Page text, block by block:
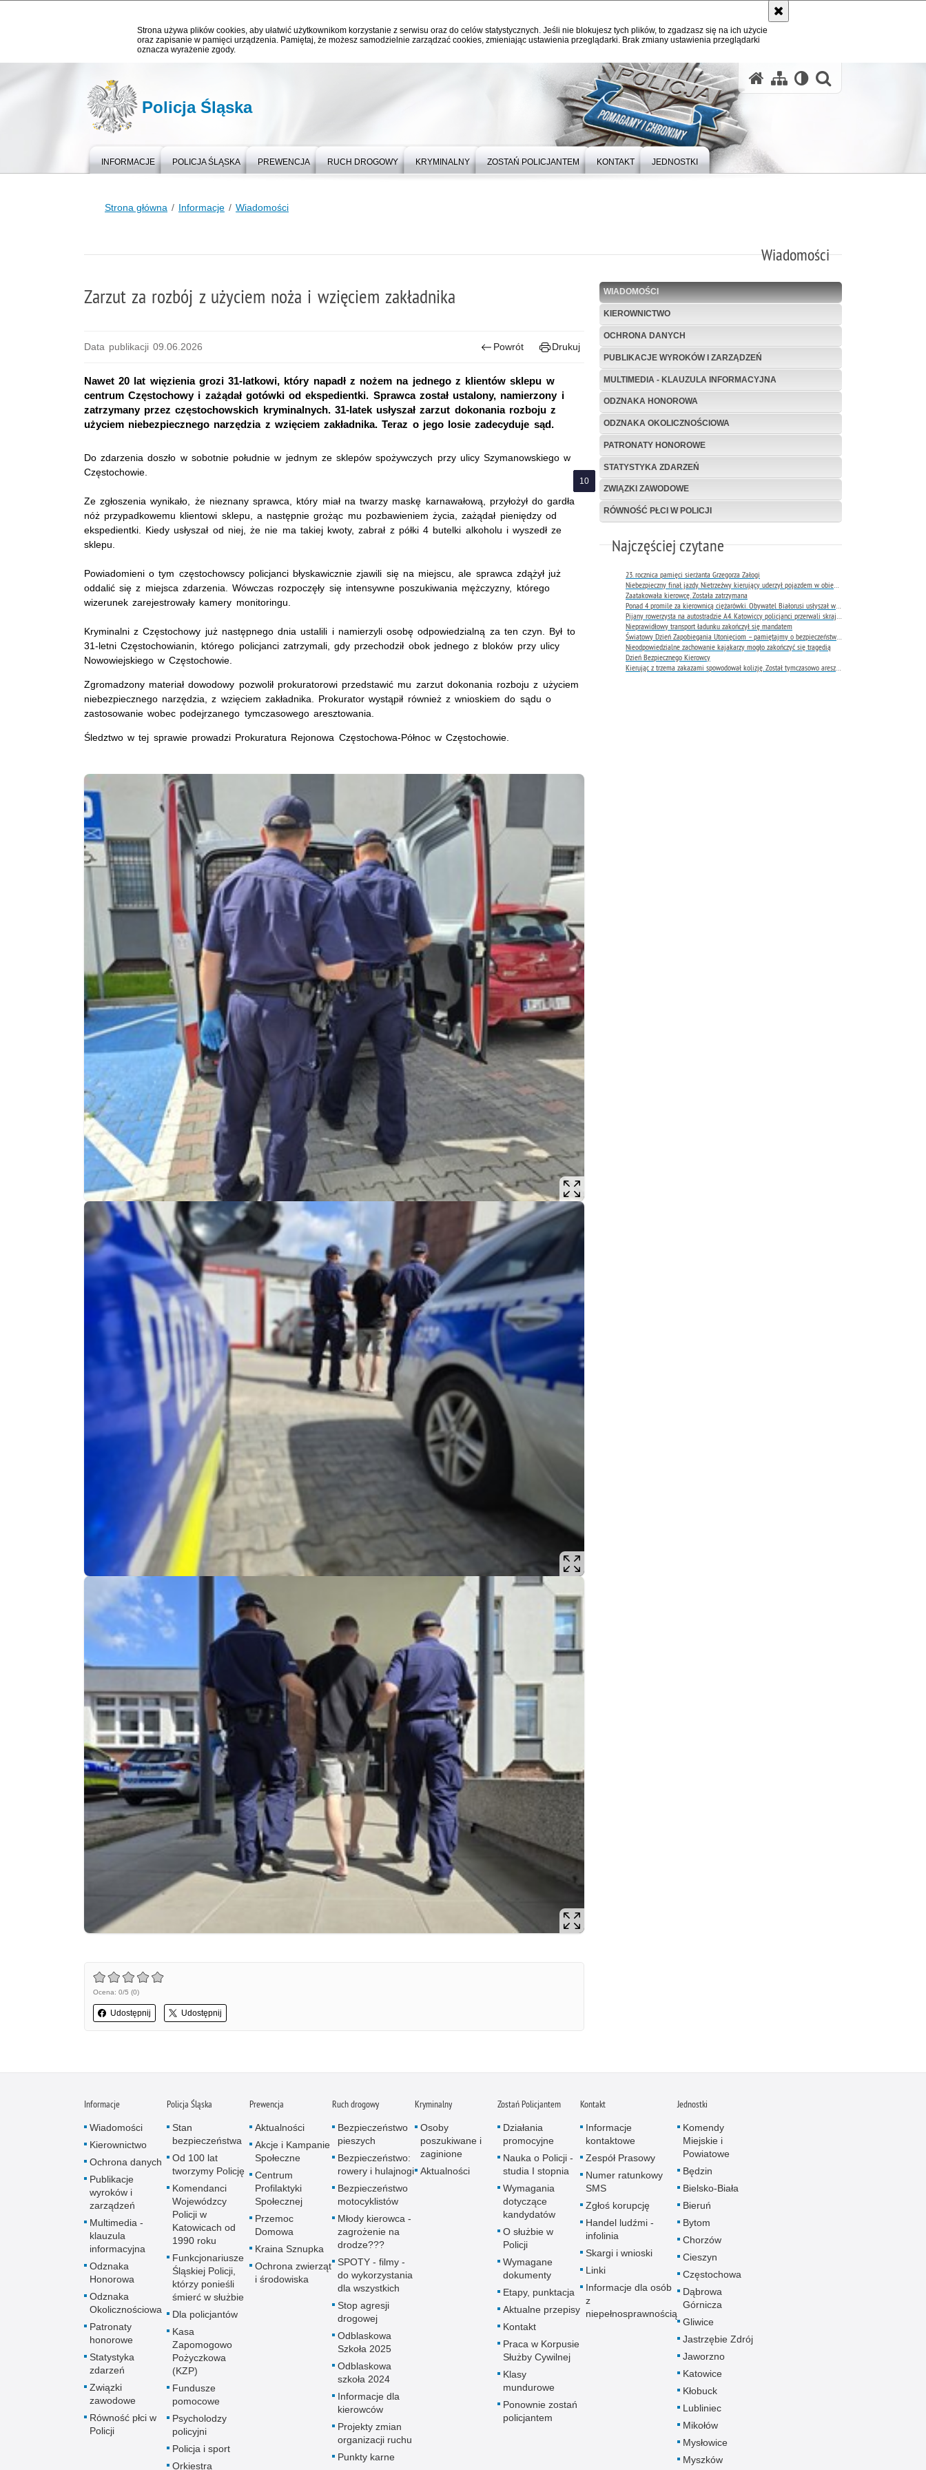
Strona używa plików cookies, aby ułatwić użytkownikom korzystanie z serwisu oraz do celów statystycznych. Jeśli nie blokujesz tych plików, to zgadzasz się na ich użycie
oraz zapisanie w pamięci urządzenia. Pamiętaj, że możesz samodzielnie zarządzać cookies, zmieniając ustawienia przeglądarki. Brak zmiany ustawienia przeglądarki
oznacza wyrażenie zgody.
Policja Śląska
INFORMACJE POLICJA ŚLĄSKA PREWENCJA RUCH DROGOWY KRYMINALNY ZOSTAŃ POLICJANTEM KONTAKT JEDNOSTKI
Strona główna Informacje Wiadomości
Wiadomości
WIADOMOŚCI
KIEROWNICTWO
OCHRONA DANYCH
PUBLIKACJE WYROKÓW I ZARZĄDZEŃ
MULTIMEDIA - KLAUZULA INFORMACYJNA
ODZNAKA HONOROWA
ODZNAKA OKOLICZNOŚCIOWA
PATRONATY HONOROWE
STATYSTYKA ZDARZEŃ
ZWIĄZKI ZAWODOWE
RÓWNOŚĆ PŁCI W POLICJI
Najczęściej czytane
23. rocznica pamięci sierżanta Grzegorza Załogi
Zaatakowała kierowcę. Została zatrzymana
Nieprawidłowy transport ładunku zakończył się mandatem
Nieodpowiedzialne zachowanie kajakarzy mogło zakończyć się tragedią
Dzień Bezpiecznego Kierowcy
Zarzut za rozbój z użyciem noża i wzięciem zakładnika
Data publikacji 09.06.2026 Powrót Drukuj
Nawet 20 lat więzienia grozi 31-latkowi, który napadł z nożem na jednego z klientów sklepu w
centrum Częstochowy i zażądał gotówki od ekspedientki. Sprawca został ustalony, namierzony i
zatrzymany przez częstochowskich kryminalnych. 31-latek usłyszał zarzut dokonania rozboju z
użyciem niebezpiecznego narzędzia z wzięciem zakładnika. Teraz o jego losie zadecyduje sąd.
Do zdarzenia doszło w sobotnie południe w jednym ze sklepów spożywczych przy ulicy Szymanowskiego w
Częstochowie.
Ze zgłoszenia wynikało, że nieznany sprawca, który miał na twarzy maskę karnawałową, przyłożył do gardła
nóż przypadkowemu klientowi sklepu, a następnie grożąc mu pozbawieniem życia, zażądał pieniędzy od
ekspedientki. Kiedy usłyszał od niej, że nie ma takiej kwoty, zabrał z półki 4 butelki alkoholu i wyszedł ze
sklepu.
Powiadomieni o tym częstochowscy policjanci błyskawicznie zjawili się na miejscu, ale sprawca zdążył już
oddalić się z miejsca zdarzenia. Wówczas rozpoczęły się intensywne poszukiwania mężczyzny, którego
wizerunek zarejestrowały kamery monitoringu.
Kryminalni z Częstochowy już następnego dnia ustalili i namierzyli osobę odpowiedzialną za ten czyn. Był to
31-letni Częstochowianin, którego policjanci zatrzymali, gdy przechodził obok jednego z bloków przy ulicy
Nowowiejskiego w Częstochowie.
Zgromadzony materiał dowodowy pozwolił prokuratorowi przedstawić mu zarzut dokonania rozboju z użyciem
niebezpiecznego narzędzia, z wzięciem zakładnika. Prokurator wystąpił również z wnioskiem do sądu o
zastosowanie wobec podejrzanego tymczasowego aresztowania.
Śledztwo w tej sprawie prowadzi Prokuratura Rejonowa Częstochowa-Północ w Częstochowie.
Ocena: 0/5 (0)
Udostępnij Udostępnij
Informacje
Wiadomości
Kierownictwo
Ochrona danych
Publikacje
wyroków i
zarządzeń
Multimedia -
klauzula
informacyjna
Odznaka
Honorowa
Odznaka
Okolicznościowa
Patronaty
honorowe
Statystyka
zdarzeń
Związki
zawodowe
Równość płci w
Policji
Policja Śląska
Stan
bezpieczeństwa
Od 100 lat
tworzymy Policję
Komendanci
Wojewódzcy
Policji w
Katowicach od
1990 roku
Funkcjonariusze
Śląskiej Policji,
którzy ponieśli
śmierć w służbie
Dla policjantów
Kasa
Zapomogowo
Pożyczkowa
(KZP)
Fundusze
pomocowe
Psycholodzy
policyjni
Policja i sport
Orkiestra
Prewencja
Aktualności
Akcje i Kampanie
Społeczne
Centrum
Profilaktyki
Społecznej
Przemoc
Domowa
Kraina Sznupka
Ochrona zwierząt
i środowiska
Ruch drogowy
Bezpieczeństwo
pieszych
Bezpieczeństwo:
rowery i hulajnogi
Bezpieczeństwo
motocyklistów
Młody kierowca -
zagrożenie na
drodze???
SPOTY - filmy -
do wykorzystania
dla wszystkich
Stop agresji
drogowej
Odblaskowa
Szkoła 2025
Odblaskowa
szkoła 2024
Informacje dla
kierowców
Projekty zmian
organizacji ruchu
Punkty karne
Kryminalny
Osoby
poszukiwane i
zaginione
Aktualności
Zostań Policjantem
Działania
promocyjne
Nauka o Policji -
studia I stopnia
Wymagania
dotyczące
kandydatów
O służbie w
Policji
Wymagane
dokumenty
Etapy, punktacja
Aktualne przepisy
Kontakt
Praca w Korpusie
Służby Cywilnej
Klasy
mundurowe
Ponownie zostań
policjantem
Kontakt
Informacje
kontaktowe
Zespół Prasowy
Numer ratunkowy
SMS
Zgłoś korupcję
Handel ludźmi -
infolinia
Skargi i wnioski
Linki
Informacje dla osób
z
niepełnosprawnością
Jednostki
Komendy
Miejskie i
Powiatowe
Będzin
Bielsko-Biała
Bieruń
Bytom
Chorzów
Cieszyn
Częstochowa
Dąbrowa
Górnicza
Gliwice
Jastrzębie Zdrój
Jaworzno
Katowice
Kłobuck
Lubliniec
Mikołów
Mysłowice
Myszków